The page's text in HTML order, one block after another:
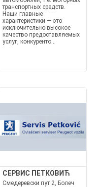
транспортных средств.
Наши главные
характеристики — это
исключительно высокое
качество предоставляемых
услуг, конкуренто...
СЕРВИС ПЕТКОВИЋ
Смедеревски пут 2, Болеч